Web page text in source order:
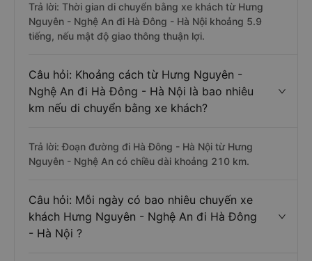
Trả lời: Thời gian di chuyển bằng xe khách từ Hưng
Nguyên - Nghệ An đi Hà Đông - Hà Nội khoảng 5.9
tiếng, nếu mật độ giao thông thuận lợi.
Câu hỏi: Khoảng cách từ Hưng Nguyên -
Nghệ An đi Hà Đông - Hà Nội là bao nhiêu
km nếu di chuyển bằng xe khách?
Trả lời: Đoạn đường đi Hà Đông - Hà Nội từ Hưng
Nguyên - Nghệ An có chiều dài khoảng 210 km.
Câu hỏi: Mỗi ngày có bao nhiêu chuyến xe
khách Hưng Nguyên - Nghệ An đi Hà Đông
- Hà Nội ?